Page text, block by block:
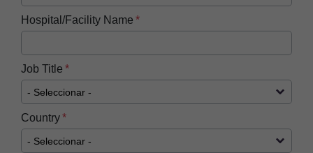
Hospital/Facility Name
Job Title
Country